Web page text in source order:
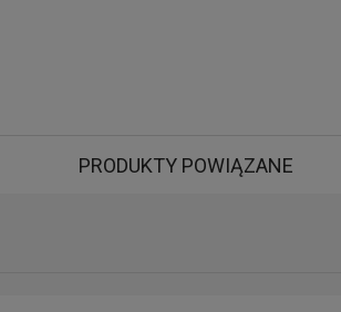
PRODUKTY POWIĄZANE